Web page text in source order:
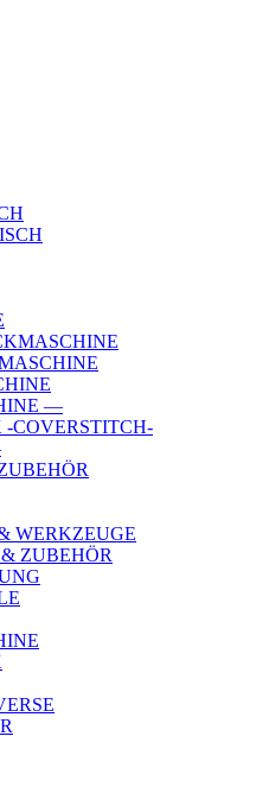
—
COVERSTITCH-
WERKZEUGE
ZUBEHÖR